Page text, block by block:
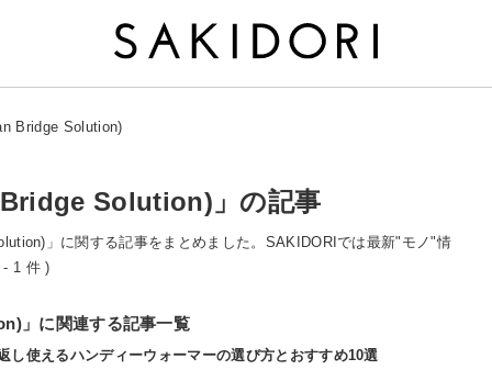
Bridge Solution)
Solution)」の記事
」に関する記事をまとめました。SAKIDORIでは最新"モノ"情
- 1 件 )
」に関連する記事一覧
し使えるハンディーウォーマーの選び方とおすすめ10選